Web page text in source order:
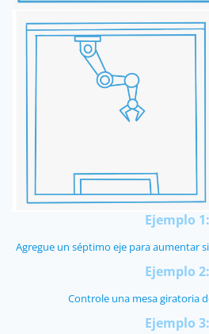
Ejemplo 1:
Agregue un séptimo eje para aumentar
Ejemplo 2:
Controle una mesa giratoria
Ejemplo 3: